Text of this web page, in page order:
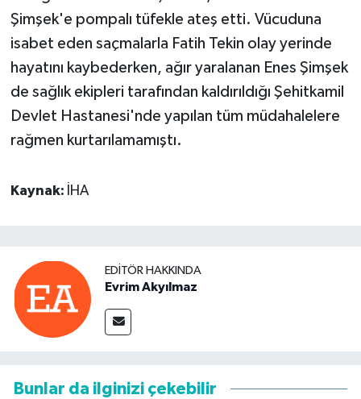
Şimşek'e pompalı tüfekle ateş etti. Vücuduna
isabet eden saçmalarla Fatih Tekin olay yerinde
hayatını kaybederken, ağır yaralanan Enes Şimşek
de sağlık ekipleri tarafından kaldırıldığı Şehitkamil
Devlet Hastanesi'nde yapılan tüm müdahalelere
rağmen kurtarılamamıştı.
Kaynak: İHA
EDITÖR HAKKINDA
Evrim Akyılmaz
Bunlar da ilginizi çekebilir